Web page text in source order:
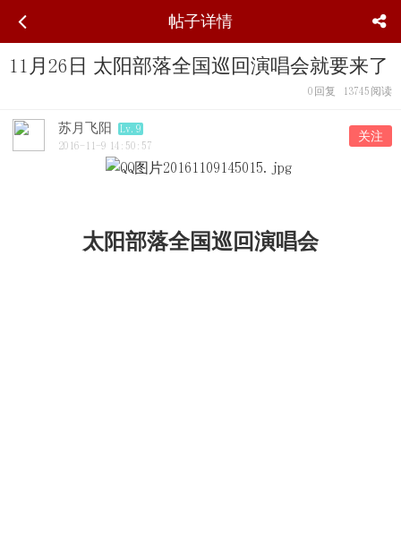
帖子详情
11月26日 太阳部落全国巡回演唱会就要来了
0 回复 13745 阅读
苏月飞阳
Lv.9
2016-11-9 14:50:57
关注
太阳部落全国巡回演唱会